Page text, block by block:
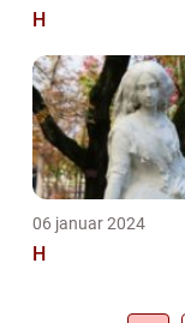
H
06 januar 2024
H